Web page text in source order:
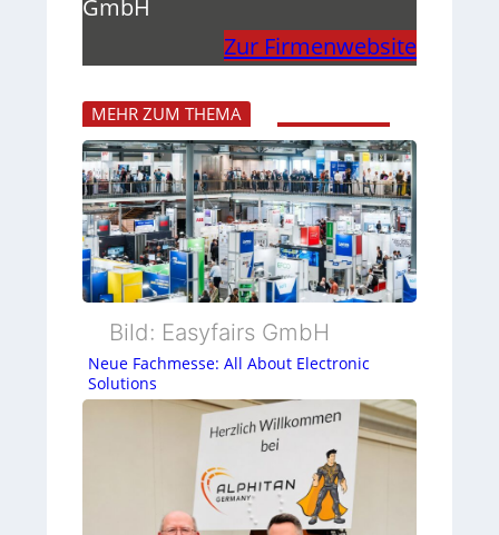
GmbH
Zur Firmenwebsite
MEHR ZUM THEMA
Bild: Easyfairs GmbH
Neue Fachmesse: All About Electronic
Solutions